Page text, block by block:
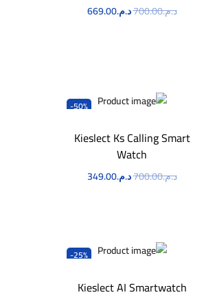
د.م.700.00د.م.669.00
-50%
Kieslect Ks Calling Smart
Watch
د.م.700.00د.م.349.00
-25%
Kieslect AI Smartwatch